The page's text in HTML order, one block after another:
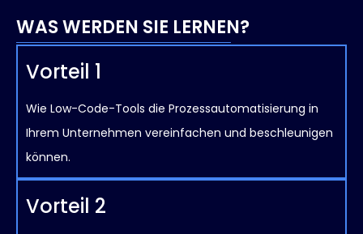
WAS WERDEN SIE LERNEN?
Vorteil 1
Wie Low-Code-Tools die Prozessautomatisierung in
Ihrem Unternehmen vereinfachen und beschleunigen
können.
Vorteil 2